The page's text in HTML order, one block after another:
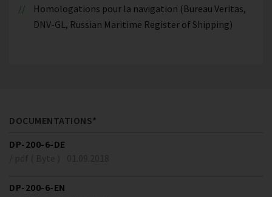
Homologations pour la navigation (Bureau Veritas,
DNV-GL, Russian Maritime Register of Shipping)
DOCUMENTATIONS*
DP-200-6-DE
DP-200-6-EN